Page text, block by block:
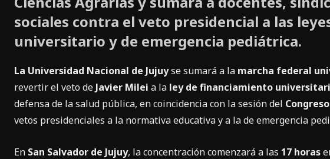
sociales contra el veto presidencial a las
universitario y de emergencia pediátrica.
La Universidad Nacional de Jujuyse sumará a la marcha federal
revertir el veto de Javier Milei a la ley de financiamiento
defensa de la salud pública, en coincidencia con la sesión del
vetos presidenciales a la normativa educativa y a la de emergencia
En San Salvador de Jujuy, la concentración comenzará a las 17 horas